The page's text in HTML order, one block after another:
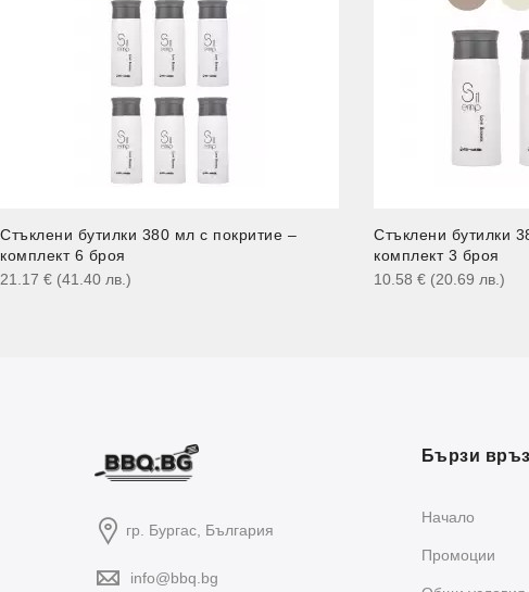
Стъклени бутилки 380 мл с покритие –
комплект 6 броя
21.17 € (41.40 лв.)
Стъклени бутилки
комплект 3 броя
10.58 € (20.69 лв.)
гр. Бургас, България
info@bbq.bg
Бързи
Начало
Промоции